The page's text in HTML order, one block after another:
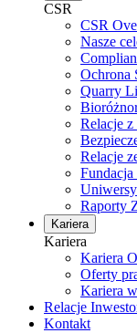
CSR
CSR
Nasze
Ochrona
Quarry
Relacje
Relacje
Raporty
Kariera
Kariera
Kariera
Oferty
Kariera
Relacje
Kontakt